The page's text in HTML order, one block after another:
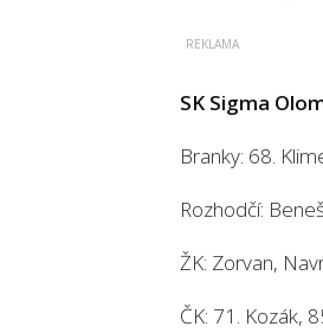
SK Sigma
Branky: 68.
Rozhodčí:
ŽK: Zorvan,
ČK: 71. Kozák,